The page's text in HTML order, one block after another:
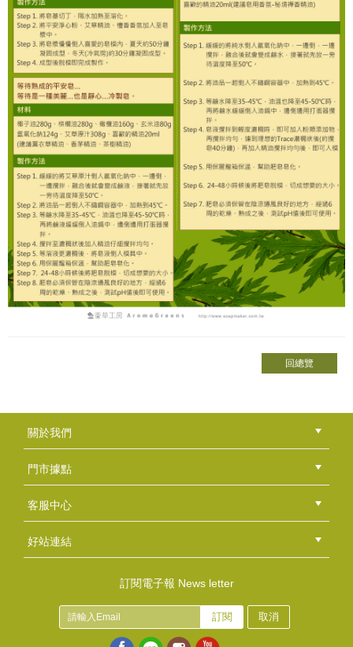
回總覽
關於我們
公司簡介
品牌故事
最新消息
隱私權聲明
版權聲明
門市據點
總部
北區
中區
南區
東區
海外
客服中心
會員等級
購物流程
訂單查詢
常見問題
海外訂購流程
連絡我們
下載專區
紅利點數
好站連結
訂閱電子報 News letter
訂閱 取消